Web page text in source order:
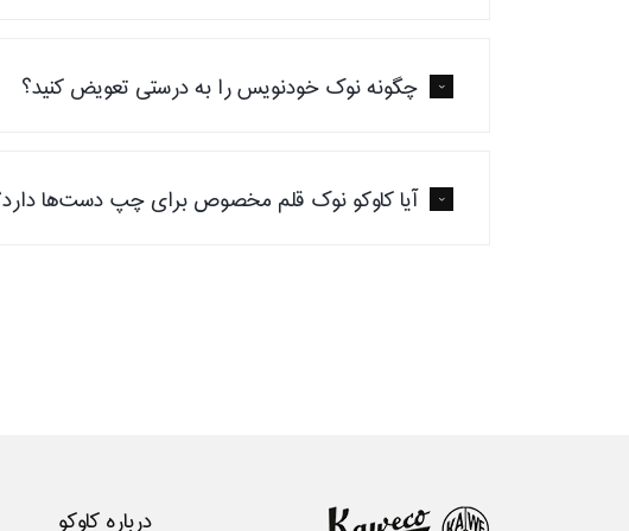
چگونه نوک خودنویس را به درستی تعویض کنید؟
آیا کاوکو نوک قلم مخصوص برای چپ دست‌ها
درباره کاوکو